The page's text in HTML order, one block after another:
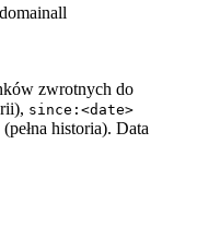
all
zwrotnych do
since:<date>
(pełna historia). Data